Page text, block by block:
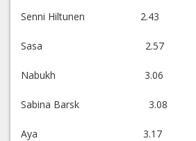
Senni Hiltunen 2.43
Sasa 2.57
Nabukh 3.06
Sabina Barsk 3.08
Aya 3.17